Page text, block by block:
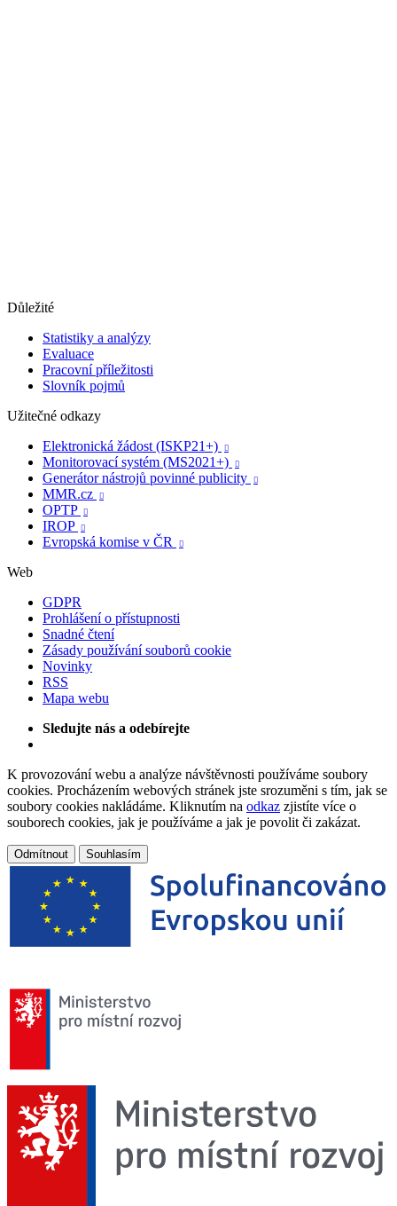
Důležité
Statistiky a analýzy
Evaluace
Pracovní příležitosti
Slovník pojmů
Užitečné odkazy
Elektronická žádost (ISKP21+)

Monitorovací systém (MS2021+) 
Generátor nástrojů povinné publicity 
MMR.cz 
OPTP 
IROP 
Evropská komise v ČR 
Web
GDPR
Prohlášení o přístupnosti
Snadné čtení
Zásady používání souborů cookie
Novinky
RSS
Mapa webu
Sledujte nás a odebírejte
K provozování webu a analýze návštěvnosti používáme soubory
cookies. Procházením webových stránek jste srozuměni s tím, jak se
soubory cookies nakládáme. Kliknutím na odkaz zjistíte více o
souborech cookies, jak je používáme a jak je povolit či zakázat.
Odmítnout Souhlasím